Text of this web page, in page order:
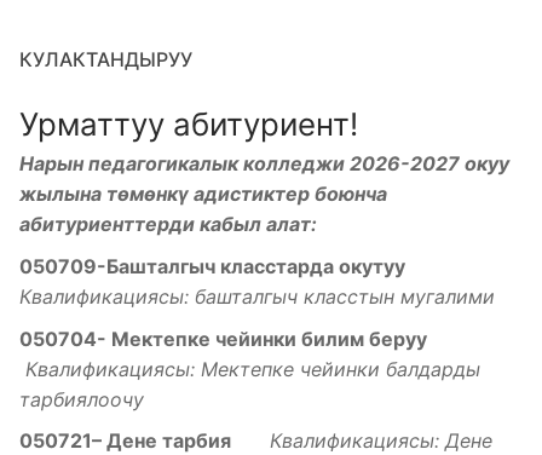
КУЛАКТАНДЫРУУ
Урматтуу абитуриент!
Нарын педагогикалык колледжи 2026-2027 окуу
жылына төмөнкү адистиктер боюнча
абитуриенттерди кабыл алат:
050709-Башталгыч класстарда окутуу
Квалификациясы: башталгыч класстын мугалими
050704- Мектепке чейинки билим беруу
Квалификациясы: Мектепке чейинки балдарды
тарбиялоочу
050721– Дене тарбия
Квалификациясы: Дене